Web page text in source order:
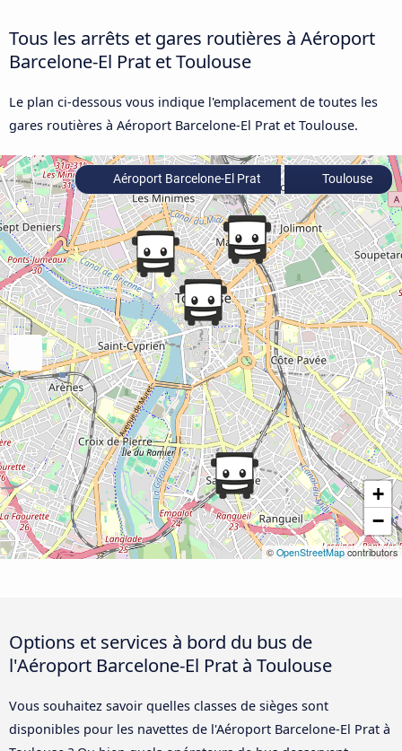
Tous les arrêts et gares routières à Aéroport
Barcelone-El Prat et Toulouse
Le plan ci-dessous vous indique l'emplacement de toutes les
gares routières à Aéroport Barcelone-El Prat et Toulouse.
+
−
© OpenStreetMapcontributors
Aéroport Barcelone-El Prat Toulouse
Options et services à bord du bus de
l'Aéroport Barcelone-El Prat à Toulouse
Vous souhaitez savoir quelles classes de sièges sont
disponibles pour les navettes de l'Aéroport Barcelone-El Prat à